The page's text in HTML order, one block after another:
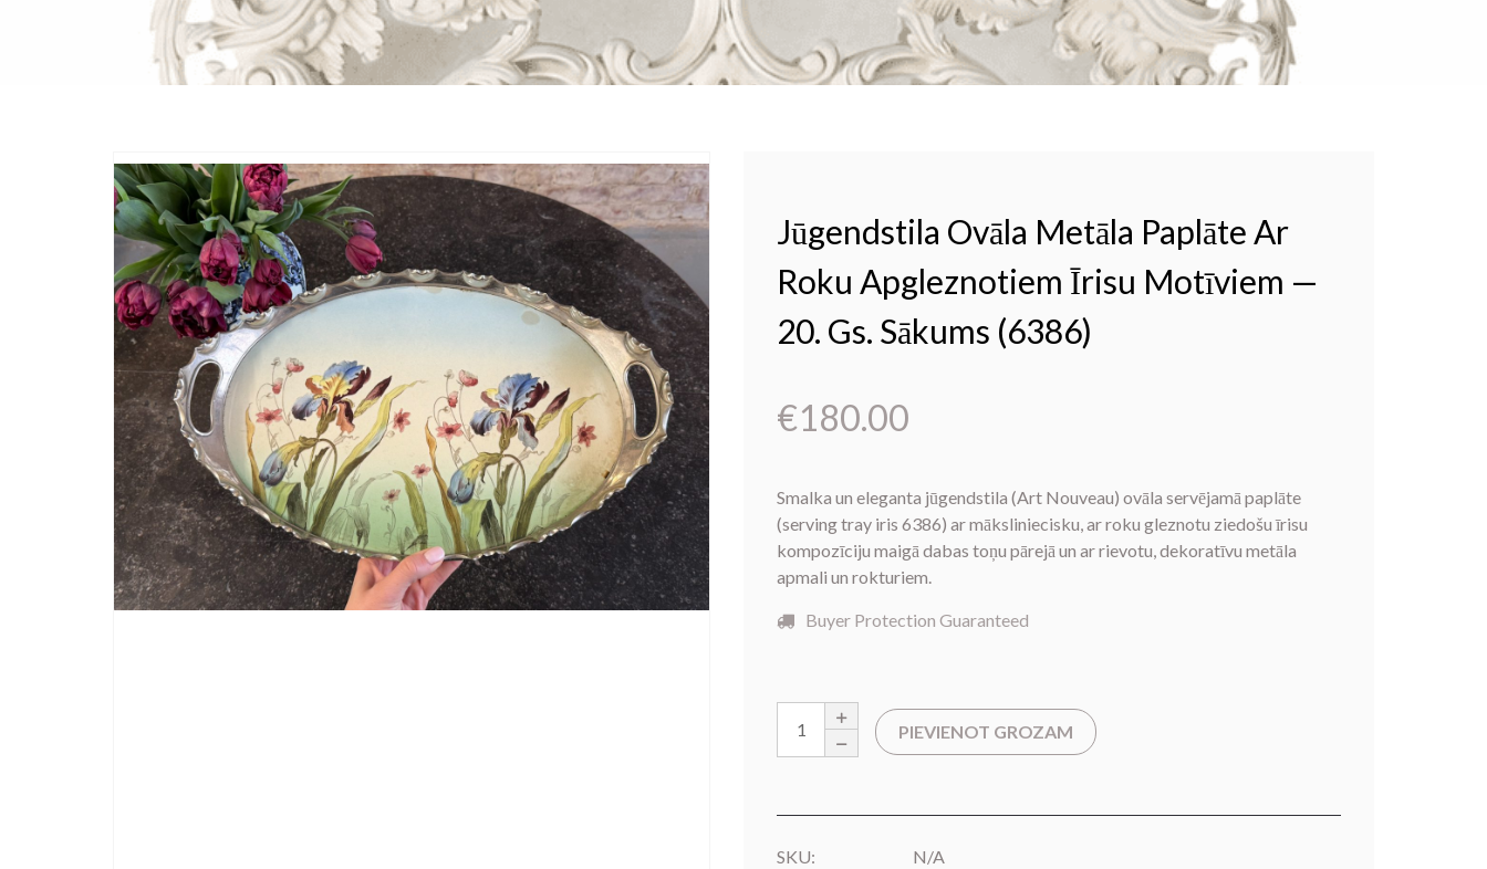
Jūgendstila Ovāla Metāla Paplāte Ar
Roku Apgleznotiem Īrisu Motīviem —
20. Gs. Sākums (6386)
€180.00
Smalka un eleganta jūgendstila (Art Nouveau) ovāla servējamā paplāte
(serving tray iris 6386) ar māksliniecisku, ar roku gleznotu ziedošu īrisu
kompozīciju maigā dabas toņu pārejā un ar rievotu, dekoratīvu metāla
apmali un rokturiem.
Buyer Protection Guaranteed
PIEVIENOT GROZAM
SKU: N/A